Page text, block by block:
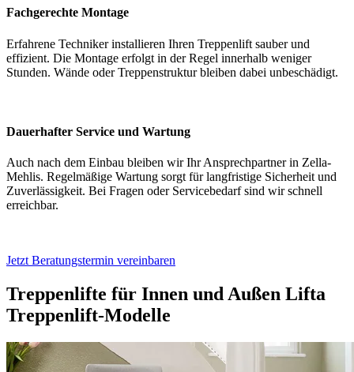
Fachgerechte Montage
Erfahrene Techniker installieren Ihren Treppenlift sauber und
effizient. Die Montage erfolgt in der Regel innerhalb weniger
Stunden. Wände oder Treppenstruktur bleiben dabei unbeschädigt.
Dauerhafter Service und Wartung
Auch nach dem Einbau bleiben wir Ihr Ansprechpartner in Zella-
Mehlis. Regelmäßige Wartung sorgt für langfristige Sicherheit und
Zuverlässigkeit. Bei Fragen oder Servicebedarf sind wir schnell
erreichbar.
Jetzt Beratungstermin vereinbaren
Treppenlifte für Innen und Außen Lifta
Treppenlift-Modelle